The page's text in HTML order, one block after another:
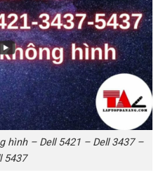
hình – Dell 5421 – Dell 3437 –
5437